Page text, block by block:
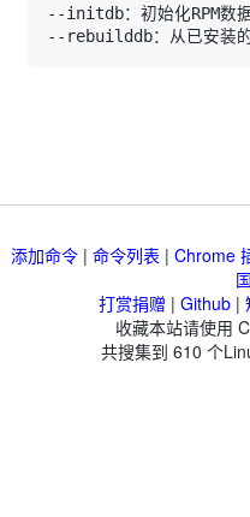
添加命令 | 命令列表 | Chrome
打赏捐赠 | Github |
收藏本站请使用
共搜集到 610 个